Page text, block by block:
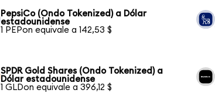
PepsiCo (Ondo Tokenized) a Dólar
estadounidense
1 PEPon equivale a 142,53 $
SPDR Gold Shares (Ondo Tokenized) a
Dólar estadounidense
1 GLDon equivale a 396,12 $